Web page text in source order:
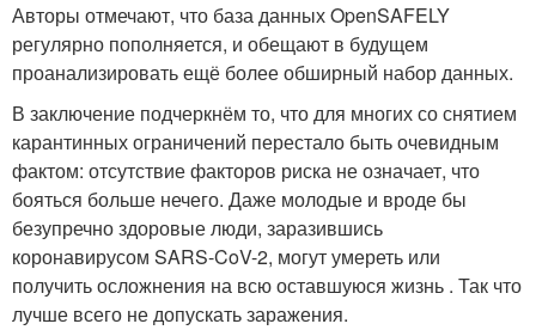
Авторы отмечают, что база данных OpenSAFELY
регулярно пополняется, и обещают в будущем
проанализировать ещё более обширный набор данных.
В заключение подчеркнём то, что для многих со снятием
карантинных ограничений перестало быть очевидным
фактом: отсутствие факторов риска не означает, что
бояться больше нечего. Даже молодые и вроде бы
безупречно здоровые люди, заразившись
коронавирусом SARS-CoV-2, могут умереть или
получить осложнения на всю оставшуюся жизнь . Так что
лучше всего не допускать заражения.